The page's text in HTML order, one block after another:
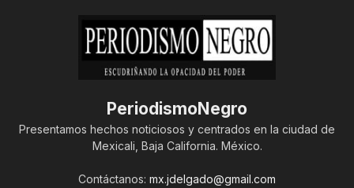
PeriodismoNegro
Presentamos hechos noticiosos y centrados en la ciudad de
Mexicali, Baja California. México.
Contáctanos: mx.jdelgado@gmail.com